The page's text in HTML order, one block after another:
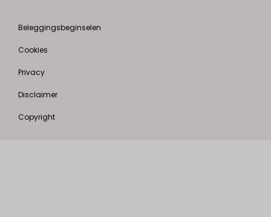
Beleggingsbeginselen
Cookies
Privacy
Disclaimer
Copyright